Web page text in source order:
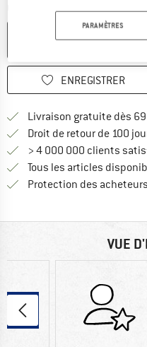
ENREGISTRER
Livraison gratuite dès
Droit de retour de 100
> 4 000 000 clients
Tous les articles
Protection des
VUE
PARAMÈTRES